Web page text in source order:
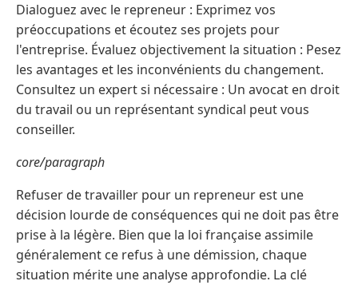
Dialoguez avec le repreneur : Exprimez vos
préoccupations et écoutez ses projets pour
l'entreprise. Évaluez objectivement la situation : Pesez
les avantages et les inconvénients du changement.
Consultez un expert si nécessaire : Un avocat en droit
du travail ou un représentant syndical peut vous
conseiller.
core/paragraph
Refuser de travailler pour un repreneur est une
décision lourde de conséquences qui ne doit pas être
prise à la légère. Bien que la loi française assimile
généralement ce refus à une démission, chaque
situation mérite une analyse approfondie. La clé